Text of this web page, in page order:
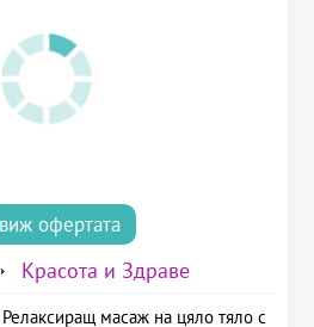
виж офертата
Красота и Здраве
Релаксиращ масаж на цяло тяло с